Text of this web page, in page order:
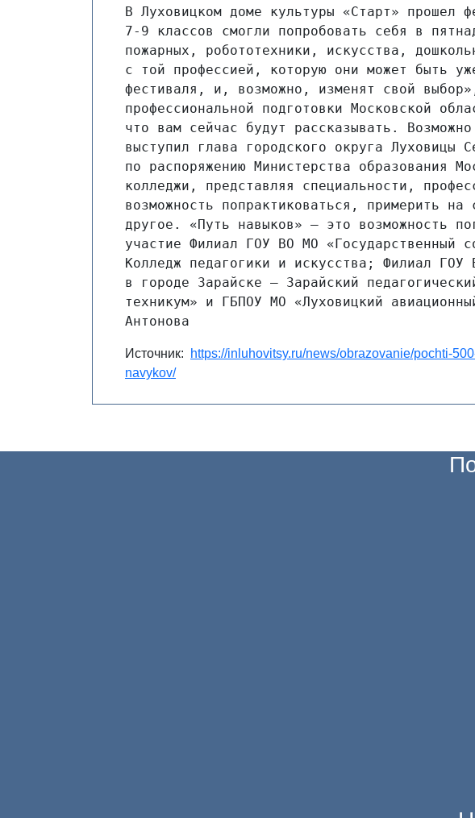
В Луховицком доме культуры «Старт» прошел
7-9 классов смогли попробовать себя в
пожарных, робототехники, искусства,
с той профессией, которую они может быть
фестиваля, и, возможно, изменят свой
профессиональной подготовки Московской
что вам сейчас будут рассказывать.
выступил глава городского округа Луховицы
по распоряжению Министерства образования
колледжи, представляя специальности,
возможность попрактиковаться, примерить
другое. «Путь навыков» — это возможность
участие Филиал ГОУ ВО МО «Государственный
Колледж педагогики и искусства; Филиал ГОУ
в городе Зарайске — Зарайский
техникум» и ГБПОУ МО «Луховицкий
Антонова
Источник:
https://inluhovitsy.ru/news/obrazovanie/pochti-
navykov/